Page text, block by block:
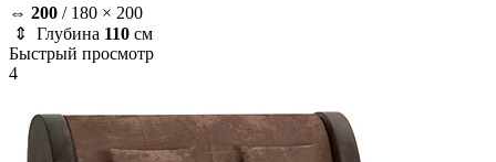
⇔ 200 / 180 × 200
⇕ Глубина 110 см
Быстрый просмотр
4